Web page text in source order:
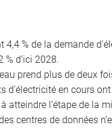
4,4 % de la demande
d’ici 2028.
prend plus de deux
d’électricité en cours
atteindre l’étape de la
centres de données